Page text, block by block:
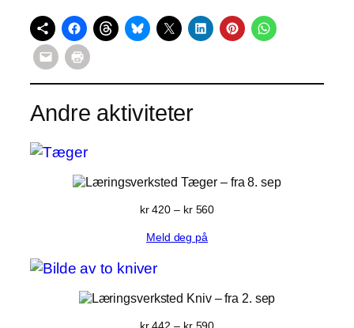
k
r
0
Andre aktiviteter
Tæger – fra 8. sep
kr420 – kr560Prisområde:
Meld deg på
Kniv– fra 2. sep
kr442 – kr590Prisområde: